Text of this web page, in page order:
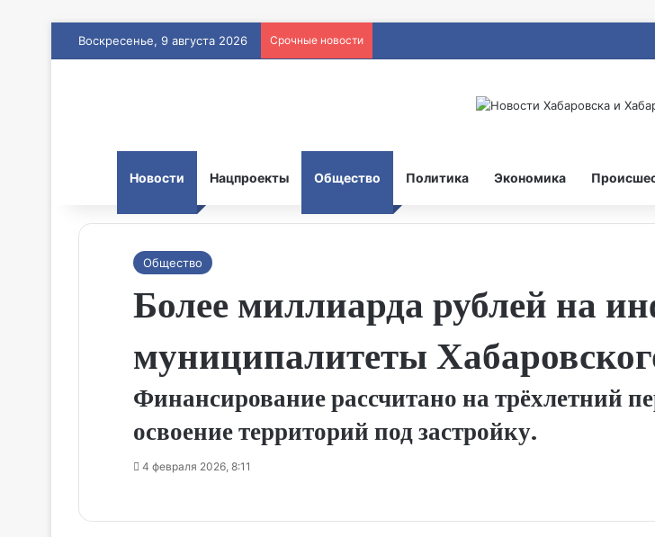
Воскресенье, 9 августа 2026 Срочные новости
Новости Нацпроекты Общество Политика Экономика
Общество
Более миллиарда рублей на
муниципалитеты
Финансирование рассчитано на трёхлетний
освоение территорий под застройку.
4 февраля 2026, 8:11